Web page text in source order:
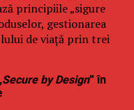
principiile „sigure
gestionarea
de viață prin trei
Secure by Design” în